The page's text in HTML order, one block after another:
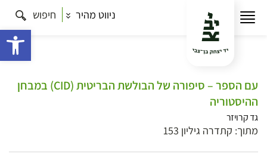
ניווט מהיר חיפוש
עם הספר – סיפורה של הבולשת הבריטית (CID) במבחן
ההיסטוריה
גד קרויזר
מתוך: קתדרה גיליון 153